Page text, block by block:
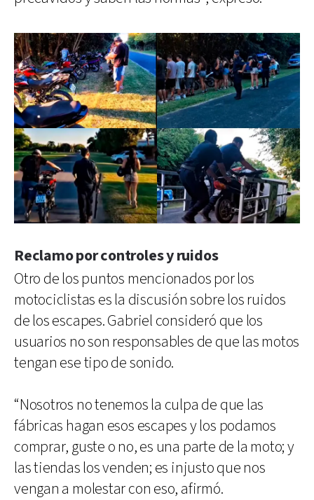
Reclamo por controles y ruidos
Otro de los puntos mencionados por los
motociclistas es la discusión sobre los ruidos
de los escapes. Gabriel consideró que los
usuarios no son responsables de que las motos
tengan ese tipo de sonido.
“Nosotros no tenemos la culpa de que las
fábricas hagan esos escapes y los podamos
comprar, guste o no, es una parte de la moto; y
las tiendas los venden; es injusto que nos
vengan a molestar con eso, afirmó.